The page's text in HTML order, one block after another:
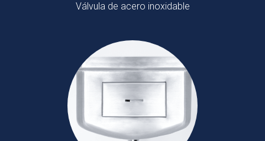
Válvula de acero inoxidable